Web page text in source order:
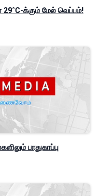
க்கும் மேல் வெப்பம்!
பாதுகாப்பு